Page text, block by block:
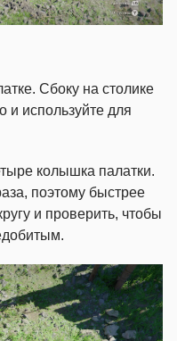
Сбоку на столике
и используйте для
колышка палатки.
поэтому быстрее
и проверить, чтобы